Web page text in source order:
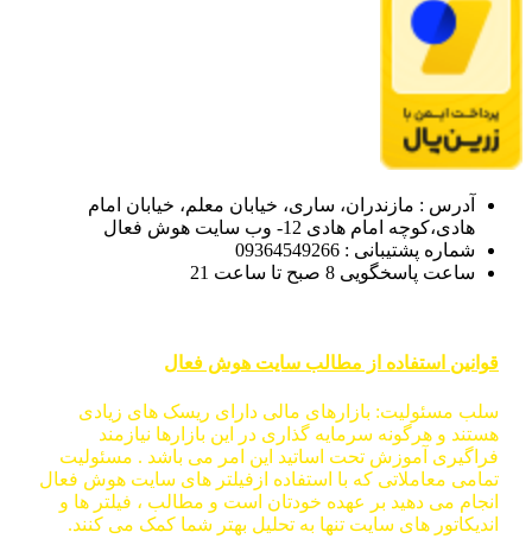
آدرس : مازندران، ساری، خیابان معلم، خیابان امام
هادی،کوچه امام هادی 12- وب سایت هوش فعال
شماره پشتیبانی : 09364549266
ساعت پاسخگویی 8 صبح تا ساعت 21
قوانین استفاده از مطالب سایت هوش فعال
سلب مسئولیت: بازارهای مالی دارای ریسک های زیادی
هستند و هرگونه سرمایه گذاری در این بازارها نیازمند
فراگیری آموزش تحت اساتید این امر می باشد . مسئولیت
تمامی معاملاتی که با استفاده ازفیلتر های سایت هوش فعال
انجام می دهید بر عهده خودتان است و مطالب ، فیلتر ها و
اندیکاتور های سایت تنها به تحلیل بهتر شما کمک می کنند.